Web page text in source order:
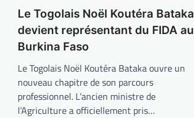
Le Togolais Noël Koutéra Bataka
devient représentant du FIDA au
Burkina Faso
Le Togolais Noël Koutéra Bataka ouvre un
nouveau chapitre de son parcours
professionnel. L’ancien ministre de
l’Agriculture a officiellement pris…